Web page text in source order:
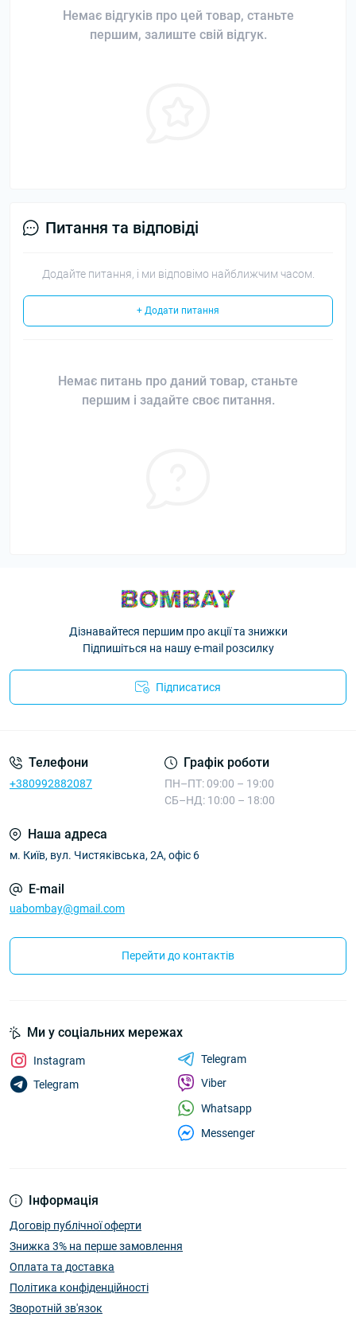
Немає відгуків про цей товар, станьте
першим, залиште свій відгук.
Питання та відповіді
Додайте питання, і ми відповімо найближчим часом.
+ Додати питання
Немає питань про даний товар, станьте
першим і задайте своє питання.
Дізнавайтеся першим про акції та знижки
Підпишіться на нашу e-mail розсилку
Підписатися
Телефони
+380992882087
Графік роботи
ПН–ПТ: 09:00 – 19:00
СБ–НД: 10:00 – 18:00
Наша адреса
м. Київ, вул. Чистяківська, 2А, офіс 6
E-mail
uabombay@gmail.com
Перейти до контактів
Інформація
Договір публічної оферти
Знижка 3% на перше замовлення
Оплата та доставка
Політика конфіденційності
Зворотній зв'язок
Ми у соціальних мережах
Instagram
Telegram
Telegram
Viber
Whatsapp
Messenger